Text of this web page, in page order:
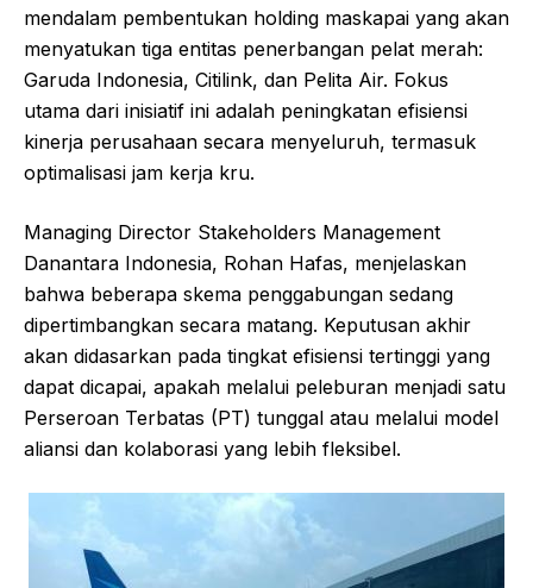
mendalam pembentukan holding maskapai yang akan
menyatukan tiga entitas penerbangan pelat merah:
Garuda Indonesia, Citilink, dan Pelita Air. Fokus
utama dari inisiatif ini adalah peningkatan efisiensi
kinerja perusahaan secara menyeluruh, termasuk
optimalisasi jam kerja kru.
Managing Director Stakeholders Management
Danantara Indonesia, Rohan Hafas, menjelaskan
bahwa beberapa skema penggabungan sedang
dipertimbangkan secara matang. Keputusan akhir
akan didasarkan pada tingkat efisiensi tertinggi yang
dapat dicapai, apakah melalui peleburan menjadi satu
Perseroan Terbatas (PT) tunggal atau melalui model
aliansi dan kolaborasi yang lebih fleksibel.